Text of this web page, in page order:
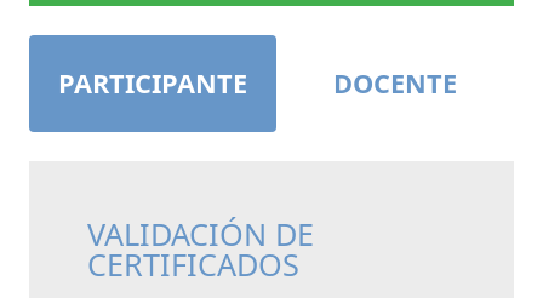
PARTICIPANTE DOCENTE
VALIDACIÓN DE
CERTIFICADOS